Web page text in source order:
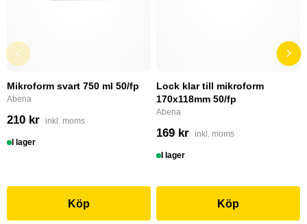
Mikroform svart 750 ml 50/fp
Abena
210 kr inkl. moms
I lager
Köp
Lock klar till mikroform
170x118mm 50/fp
Abena
169 kr inkl. moms
I lager
Köp